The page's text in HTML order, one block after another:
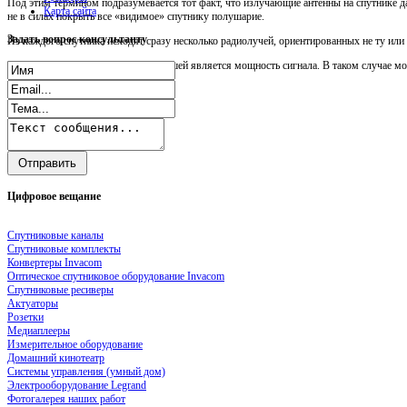
Под этим термином подразумевается тот факт, что излучающие антенны на спутнике
не в силах покрыть все «видимое» спутнику полушарие.
Из каждого спутника исходят сразу несколько радиолучей, ориентированных не ту
Чем ближе к центру зоны, тем большей является мощность сигнала. В таком случае
Карта сайта
Задатьвопрос консультанту
Цифровое вещание
Спутниковые каналы
Спутниковые комплекты
Конвертеры Invacom
Оптическое спутниковое оборудование Invacom
Спутниковые ресиверы
Актуаторы
Розетки
Медиаплееры
Измерительное оборудование
Домашний кинотеатр
Системы управления (умный дом)
Электрооборудование Legrand
Фотогалерея наших работ